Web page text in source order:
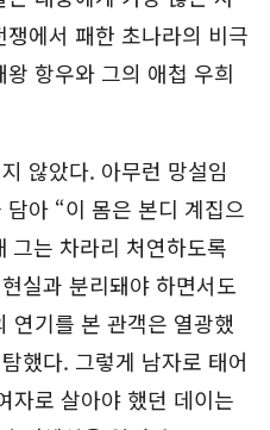
에서 패한 초나라의 비극
왕 항우와 그의 애첩 우희
않았다. 아무런 망설임
아 “이 몸은 본디 계집으
그는 차라리 처연하도록
실과 분리돼야 하면서도
연기를 본 관객은 열광했
했다. 그렇게 남자로 태어
자로 살아야 했던 데이는